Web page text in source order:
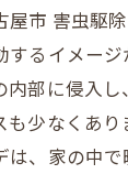
市 害虫駆
するイメー
内部に侵入
少なくあり
は、家の中